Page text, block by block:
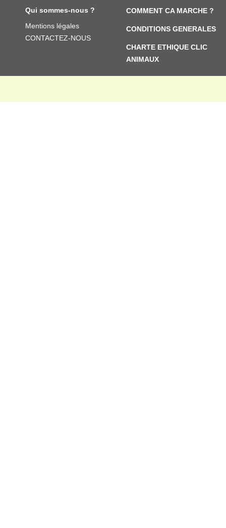
Qui sommes-nous ?
Mentions légales
CONTACTEZ-NOUS
COMMENT CA MARCHE ?
CONDITIONS GENERALES
CHARTE ETHIQUE CLIC
ANIMAUX